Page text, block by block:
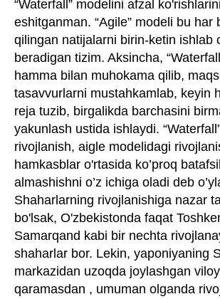
“Waterfall” modelini afzal
eshitganman. “Agile” modeli bu har
qilingan natijalarni birin-ketin ishlab
beradigan tizim. Aksincha,
hamma bilan muhokama qilib,
tasavvurlarni mustahkamlab, keyin
reja tuzib, birgalikda barchasini
yakunlash ustida ishlaydi.
rivojlanish, aigle modelidagi
hamkasblar o'rtasida ko’proq
almashishni o’z ichiga oladi deb
Shaharlarning rivojlanishiga nazar
bo'lsak, O'zbekistonda faqat
Samarqand kabi bir nechta
shaharlar bor. Lekin, yaponiyaning
markazidan uzoqda joylashgan
qaramasdan , umuman olganda